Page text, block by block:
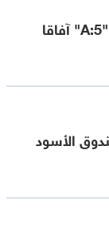
كيف يفتح القرار الأميركي "A:5" آفاقا
الأسود